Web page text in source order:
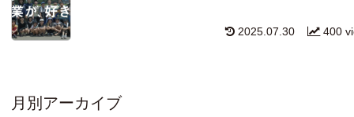
400
2025.07.30
月別アーカイブ